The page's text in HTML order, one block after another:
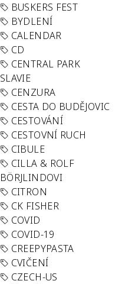
BUSKERS FEST
BYDLENÍ
CALENDAR
CD
CENTRAL PARK
SLAVIE
CENZURA
CESTA DO BUDĚJOVIC
CESTOVÁNÍ
CESTOVNÍ RUCH
CIBULE
CILLA & ROLF
BÖRJLINDOVI
CITRON
CK FISHER
COVID
COVID-19
CREEPYPASTA
CVIČENÍ
CZECH-US